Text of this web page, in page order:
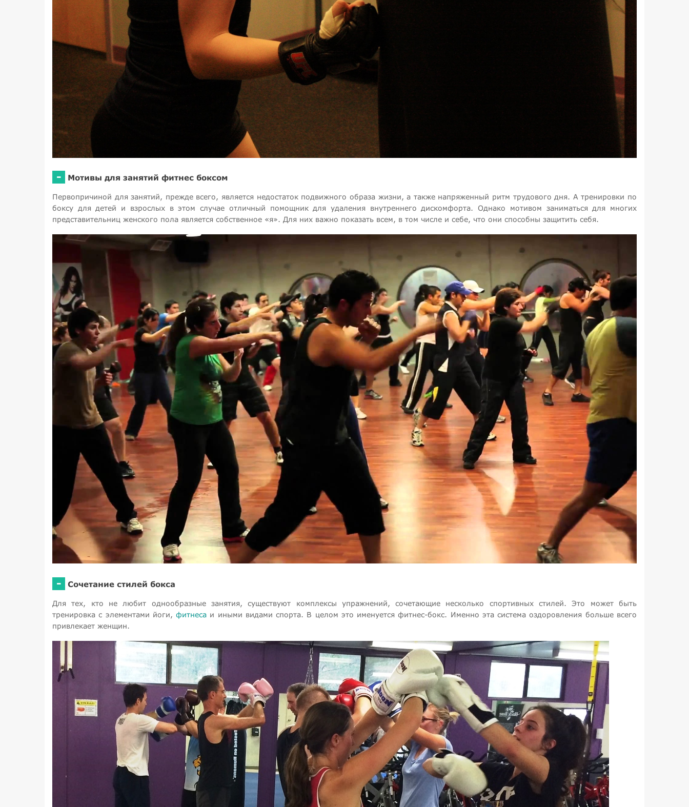
- Мотивы для занятий фитнес боксом
Первопричиной для занятий, прежде всего, является недостаток подвижного образа жизни, а также напряженный ритм трудового дня. А тренировки по
боксу для детей и взрослых в этом случае отличный помощник для удаления внутреннего дискомфорта. Однако мотивом заниматься для многих
представительниц женского пола является собственное «я». Для них важно показать всем, в том числе и себе, что они способны защитить себя.
- Сочетание стилей бокса
Для тех, кто не любит однообразные занятия, существуют комплексы упражнений, сочетающие несколько спортивных стилей. Это может быть
тренировка с элементами йоги,фитнеса и иными видами спорта. В целом это именуется фитнес-бокс. Именно эта система оздоровления больше всего
привлекает женщин.